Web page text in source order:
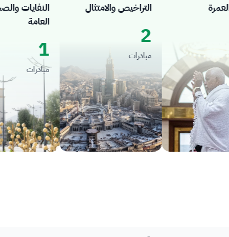
النفايات والصحة
العامة
1
مبادرات
التراخيص والامتثال
2
مبادرات